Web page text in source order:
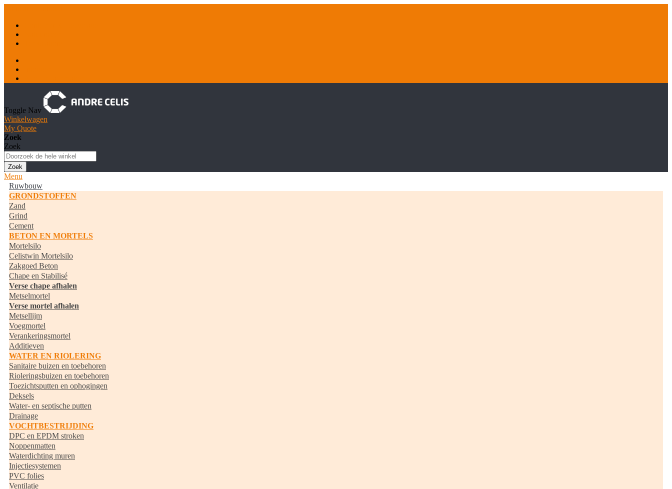
Toggle Nav
Winkelwagen
My Quote
Zoek
Zoek
Zoek
Menu
Ruwbouw
GRONDSTOFFEN
Zand
Grind
Cement
BETON EN MORTELS
Mortelsilo
Celistwin Mortelsilo
Zakgoed Beton
Chape en Stabilisé
Verse chape afhalen
Metselmortel
Verse mortel afhalen
Metsellijm
Voegmortel
Verankeringsmortel
Additieven
WATER EN RIOLERING
Sanitaire buizen en toebehoren
Rioleringsbuizen en toebehoren
Toezichtsputten en ophogingen
Deksels
Water- en septische putten
Drainage
VOCHTBESTRIJDING
DPC en EPDM stroken
Noppenmatten
Waterdichting muren
Injectiesystemen
PVC folies
Ventilatie